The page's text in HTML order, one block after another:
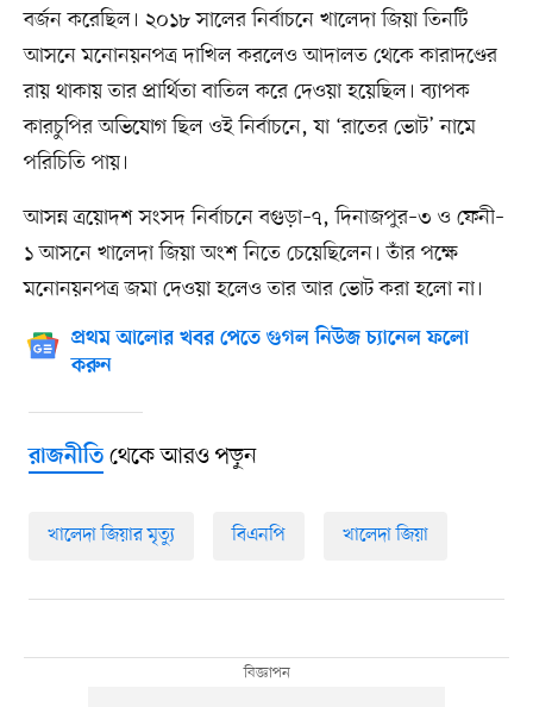
বর্জন করেছিল। ২০১৮ সালের নির্বাচনে খালেদা জিয়া তিনটি
আসনে মনোনয়নপত্র দাখিল করলেও আদালত থেকে কারাদণ্ডের
রায় থাকায় তার প্রার্থিতা বাতিল করে দেওয়া হয়েছিল। ব্যাপক
কারচুপির অভিযোগ ছিল ওই নির্বাচনে, যা ‘রাতের ভোট’ নামে
পরিচিতি পায়।
আসন্ন ত্রয়োদশ সংসদ নির্বাচনে বগুড়া–৭, দিনাজপুর–৩ ও ফেনী–
১ আসনে খালেদা জিয়া অংশ নিতে চেয়েছিলেন। তাঁর পক্ষে
মনোনয়নপত্র জমা দেওয়া হলেও তার আর ভোট করা হলো না।
প্রথম আলোর খবর পেতে গুগল নিউজ চ্যানেল ফলো
করুন
রাজনীতিথেকে আরও পড়ুন
খালেদা জিয়ার মৃত্যু বিএনপি খালেদা জিয়া